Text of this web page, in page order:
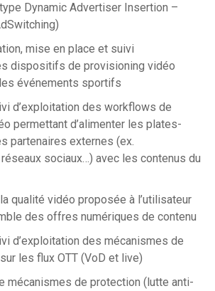
Dynamic Advertiser Insertion –
mise en place et suivi
dispositifs de provisioning vidéo
événements sportifs
d’exploitation des workflows de
permettant d’alimenter les plates-
partenaires externes (ex.
sociaux…) avec les contenus du
qualité vidéo proposée à l’utilisateur
des offres numériques de contenu
d’exploitation des mécanismes de
les flux OTT (VoD et live)
mécanismes de protection (lutte anti-